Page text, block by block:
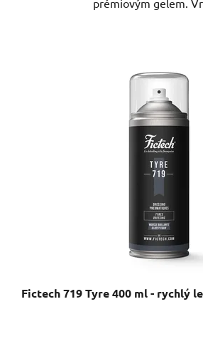
Fictech 719 Tyre 400 ml - rychlý